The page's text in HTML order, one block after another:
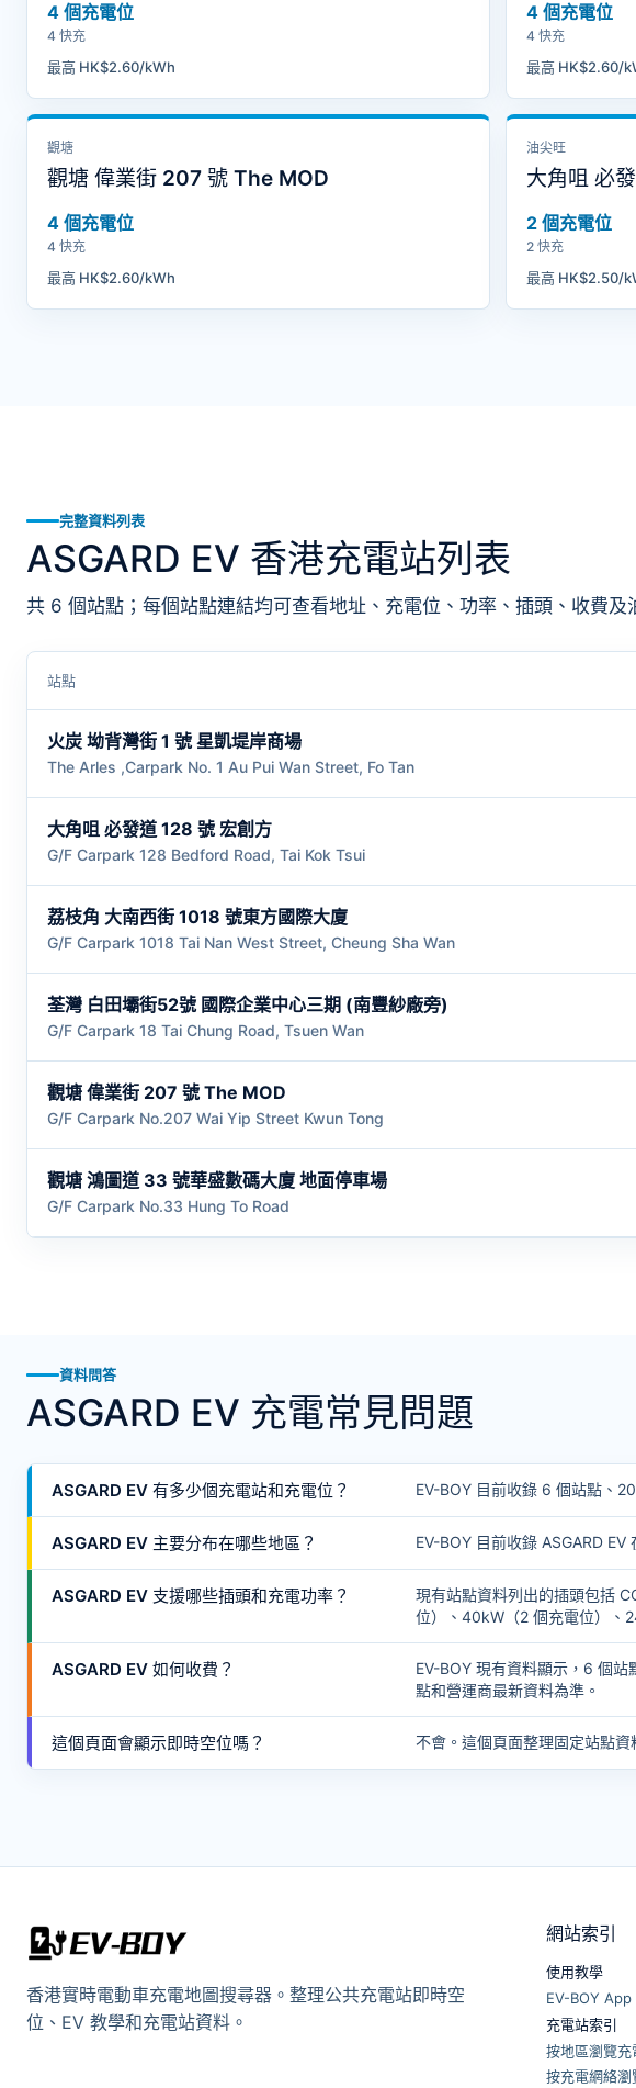
4 個充電位
4 快充
最高 HK$2.60/kWh
4 個充電位
4 快充
最高 HK$2.60/
觀塘
觀塘 偉業街 207 號 The MOD
4 個充電位
4 快充
最高 HK$2.60/kWh
油尖旺
大角咀 必
2 個充電位
2 快充
最高 HK$2.50/
完整資料列表
ASGARD EV 香港充電站列表
共 6 個站點；每個站點連結均可查看地址、充電位、功率、插頭、收費及
站點
火炭 坳背灣街 1 號 星凱堤岸商場
The Arles ,Carpark No. 1 Au Pui Wan Street, Fo Tan
大角咀 必發道 128 號 宏創方
G/F Carpark 128 Bedford Road, Tai Kok Tsui
荔枝角 大南西街 1018 號東方國際大廈
G/F Carpark 1018 Tai Nan West Street, Cheung Sha Wan
荃灣 白田壩街52號 國際企業中心三期 (南豐紗廠旁)
G/F Carpark 18 Tai Chung Road, Tsuen Wan
觀塘 偉業街 207 號 The MOD
G/F Carpark No.207 Wai Yip Street Kwun Tong
觀塘 鴻圖道 33 號華盛數碼大廈 地面停車場
G/F Carpark No.33 Hung To Road
資料問答
ASGARD EV 充電常見問題
ASGARD EV 有多少個充電站和充電位？ EV-BOY 目前收錄 6 個站點、
ASGARD EV 主要分布在哪些地區？ EV-BOY 目前收錄 ASGARD
ASGARD EV 支援哪些插頭和充電功率？
現有站點資料列出的插頭包括
位）、40kW（2 個充電位）、
ASGARD EV 如何收費？
EV-BOY 現有資料顯示，6 個
點和營運商最新資料為準。
這個頁面會顯示即時空位嗎？ 不會。這個頁面整理固定站點
香港實時電動車充電地圖搜尋器。整理公共充電站即時空
位、EV 教學和充電站資料。
網站索引
使用教學
EV-BOY
充電站索引
按地區瀏覽充
按充電網絡瀏